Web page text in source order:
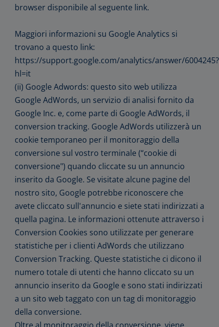
browser disponibile al seguente link.
Maggiori informazioni su Google Analytics si
trovano a questo link:
https://support.google.com/analytics/answer/6004245?
hl=it
(ii) Google Adwords: questo sito web utilizza
Google AdWords, un servizio di analisi fornito da
Google Inc. e, come parte di Google AdWords, il
conversion tracking. Google AdWords utilizzerà un
cookie temporaneo per il monitoraggio della
conversione sul vostro terminale (“cookie di
conversione") quando cliccate su un annuncio
inserito da Google. Se visitate alcune pagine del
nostro sito, Google potrebbe riconoscere che
avete cliccato sull'annuncio e siete stati indirizzati a
quella pagina. Le informazioni ottenute attraverso i
Conversion Cookies sono utilizzate per generare
statistiche per i clienti AdWords che utilizzano
Conversion Tracking. Queste statistiche ci dicono il
numero totale di utenti che hanno cliccato su un
annuncio inserito da Google e sono stati indirizzati
a un sito web taggato con un tag di monitoraggio
della conversione.